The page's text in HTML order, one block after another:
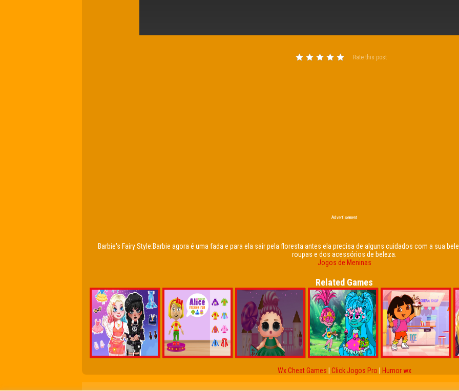
Rate this post
Advertisement
Barbie's Fairy Style:Barbie agora é uma fada e para ela sair pela floresta antes ela precisa de alguns cuidados com a sua
roupas e dos acessórios de beleza.
Jogos de Meninas
Related Games
Wx Cheat Games Click Jogos Pro Humor wx